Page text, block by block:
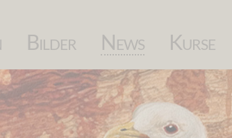
Bilder News Kurse